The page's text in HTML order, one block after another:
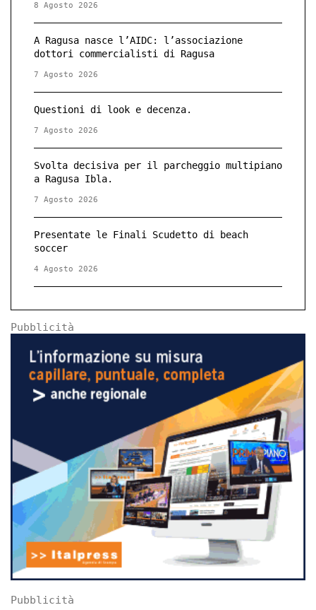
8 Agosto 2026
A Ragusa nasce l’AIDC: l’associazione
dottori commercialisti di Ragusa
7 Agosto 2026
Questioni di look e decenza.
7 Agosto 2026
Svolta decisiva per il parcheggio multipiano
a Ragusa Ibla.
7 Agosto 2026
Presentate le Finali Scudetto di beach
soccer
4 Agosto 2026
Pubblicità
Pubblicità